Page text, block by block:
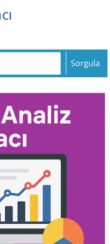
Sorgula